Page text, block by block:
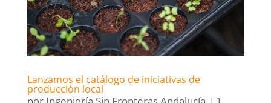
Lanzamos el catálogo de iniciativas de
producción local